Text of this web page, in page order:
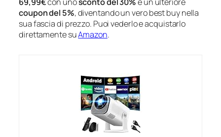
coupon del 5%, diventando un vero best buy nella
sua fascia di prezzo. Puoi vederlo e acquistarlo
direttamente suAmazon.